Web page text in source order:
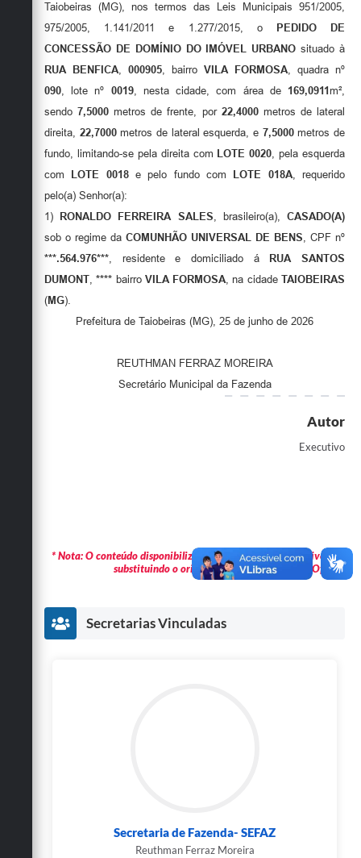
Enquete
Telefones Úteis
Sala M. do Empreendedor
Taiobeiras (MG), nos termos das Leis Municipais 951/2005,
975/2005, 1.141/2011 e 1.277/2015, o
PEDIDO DE
CONCESSÃO DE DOMÍNIO DO IMÓVEL URBANOsituado à
RUA BENFICA, 000905, bairro VILA FORMOSA, quadra nº
090, lote nº 0019, nesta cidade, com área de 169,0911m²,
sendo7,5000 metros de frente, por 22,4000metros de lateral
direita, 22,7000metros de lateral esquerda, e 7,5000metros de
fundo, limitando-se pela direita com LOTE 0020, pela esquerda
com
LOTE 0018e pelo fundo com LOTE 018A, requerido
pelo(a) Senhor(a):
1)
RONALDO FERREIRA SALES, brasileiro(a),CASADO(A)
sob o regime da COMUNHÃO UNIVERSAL DE BENS, CPF nº
***.564.976***, residente e domiciliado á
RUA SANTOS
DUMONT,**** bairro VILA FORMOSA, na cidadeTAIOBEIRAS
(MG).
Prefeitura de Taiobeiras (MG), 25 de junho de 2026
REUTHMAN FERRAZ MOREIRA
Secretário Municipal da Fazenda
Autor
Executivo
* Nota: O conteúdo disponibilizado é meramente informativo não
substituindo o original publicado em Diário Oficial.
Secretarias Vinculadas
Secretaria de Fazenda- SEFAZ
Reuthman Ferraz Moreira